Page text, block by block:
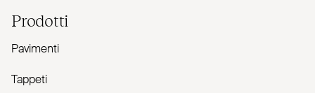
Prodotti
Pavimenti
Tappeti